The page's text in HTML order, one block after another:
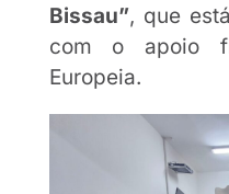
Bissau”, que
com o apoio
Europeia.